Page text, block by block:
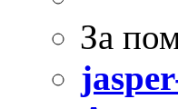
За